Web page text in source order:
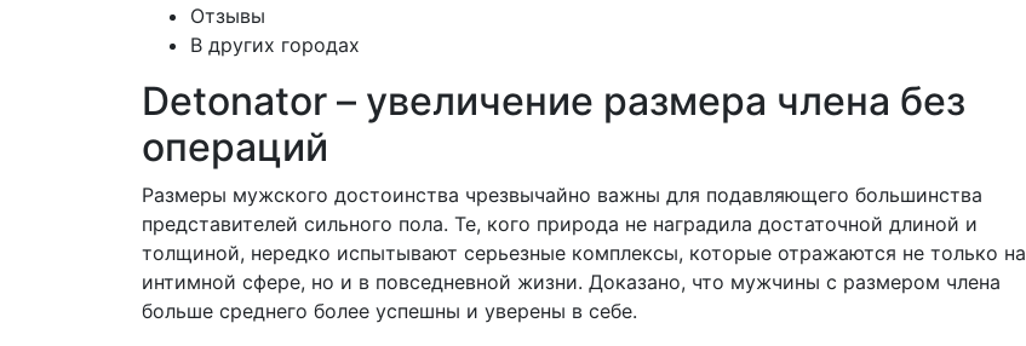
Отзывы
В других городах
Detonator – увеличение размера члена без
операций
Размеры мужского достоинства чрезвычайно важны для подавляющего большинства
представителей сильного пола. Те, кого природа не наградила достаточной длиной и
толщиной, нередко испытывают серьезные комплексы, которые отражаются не только на
интимной сфере, но и в повседневной жизни. Доказано, что мужчины с размером члена
больше среднего более успешны и уверены в себе.